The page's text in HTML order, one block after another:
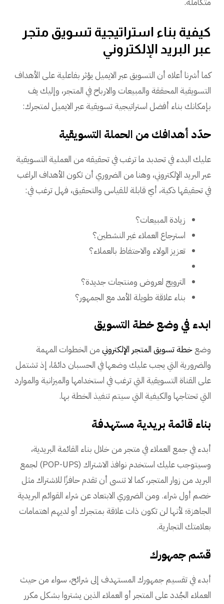
كيفية بناء استراتيجية تسويق متجر
عبر البريد الإلكتروني
كما أشرنا أعلاه أن التسويق عبر الايميل يؤثر بفاعلية على الأهداف
التسويقية المحققة والمبيعات والارباح في المتجر، وإليك يف
بإمكانك بناء أفضل استراتيجية تسويقية عبر الايميل لمتجرك:
حدّد أهدافك من الحملة التسويقية
عليك البدء في تحدبد ما ترغب في تحقيقه من العملية التسويقية
عبر البريد الإلكتروني، وهنا من الضروري أن تكون الأهداف الراغب
في تحقيقها ذكية، أيّ قابلة للقياس والتحقيق، فهل ترغب في:
زيادة المبيعات؟
استرجاع العملاء غير النشطين؟
تعزيز الولاء والاحتفاظ بالعملاء؟
الترويج لعروض ومنتجات جديدة؟
بناء علاقة طويلة الأمد مع الجمهور؟
ابدء في وضع خطة التسويق
وضعخطة تسويق المتجر الإلكتروني من الخطوات المهمة
والضرورية التي يجب عليك وضعها في الحسبان دائمًا، إذ تشتمل
على القناة التسويقية التي ترغب في استخدامها والميزانية والموارد
التي تحتاجها والكيفية التي سيتم تنفيذ الخطة بها.
بناء قائمة بريدية مستهدفة
أبدء في جمع العملاء في متجر من خلال بناء القائمة البريدية،
وسيتوجب عليك استخدم نوافذ الاشتراك (POP-UPS) لجمع
البريد من زوار المتجر، كما لا تنسى أن تقدم حافزًا للاشتراك مثل
خصم أول شراء. ومن الضروري الابتعاد عن شراء القوائم البريدية
الجاهزة؛ لأنها لن تكون ذات علاقة بمتجرك أو لديهم اهتمامات
بعلامتك التجارية.
قسّم جمهورك
أبدء في تقسيم جمهورك المستهدف إلى شرائح، سواء من حيث
العملاء الجُدد على المتجر أو العملاء الذين يشتروا بشكل مكرر